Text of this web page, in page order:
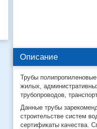
Описание
Трубы
жилых,
трубопроводов,
Данные трубы
строительстве систем
сертификаты качества.